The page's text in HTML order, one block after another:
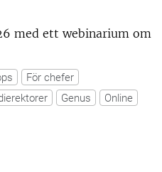
med ett webinarium om
För chefer
Genus Online